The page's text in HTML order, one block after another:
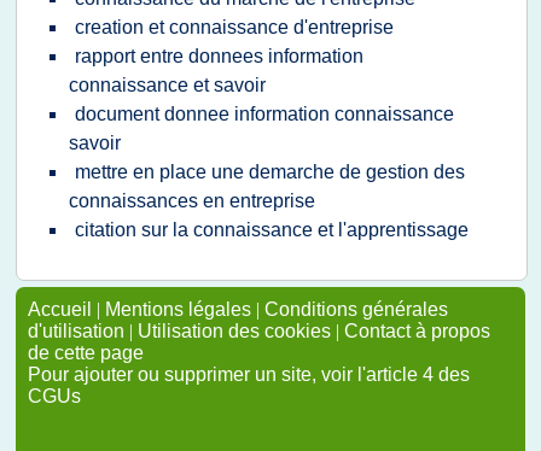
creation et connaissance d'entreprise
rapport entre donnees information
connaissance et savoir
document donnee information connaissance
savoir
mettre en place une demarche de gestion des
connaissances en entreprise
citation sur la connaissance et l'apprentissage
Accueil | Mentions légales | Conditions générales
d'utilisation | Utilisation des cookies | Contact à propos
de cette page
Pour ajouter ou supprimer un site, voir l'article 4 des
CGUs